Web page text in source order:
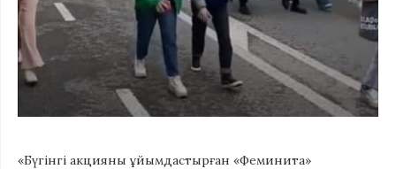
«Бүгінгі акцияны ұйымдастырған «Феминита»